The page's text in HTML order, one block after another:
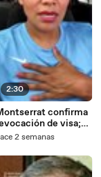
2:30
confirma
de visa;
me investigan" en
2 semanas